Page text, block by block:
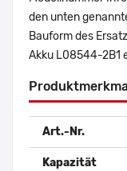
den unten
Bauform des
Akku L08544-2B1
Art.-Nr.
Kapazität